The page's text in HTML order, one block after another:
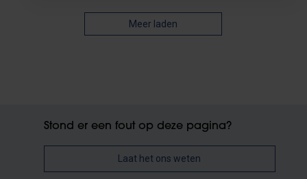
Meer laden
Stond er een fout op deze pagina?
Laat het ons weten